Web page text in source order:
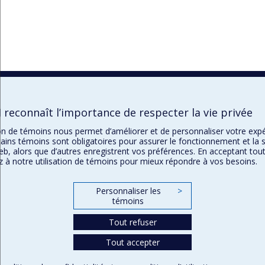
reconnaît l’importance de respecter la vie privée
de témoins nous permet d’améliorer et de personnaliser votre
témoins sont obligatoires pour assurer le fonctionnement et la
alors que d’autres enregistrent vos préférences. En acceptant
à notre utilisation de témoins pour mieux répondre à vos besoins.
Personnaliser les
témoins
>
Tout refuser
Tout accepter